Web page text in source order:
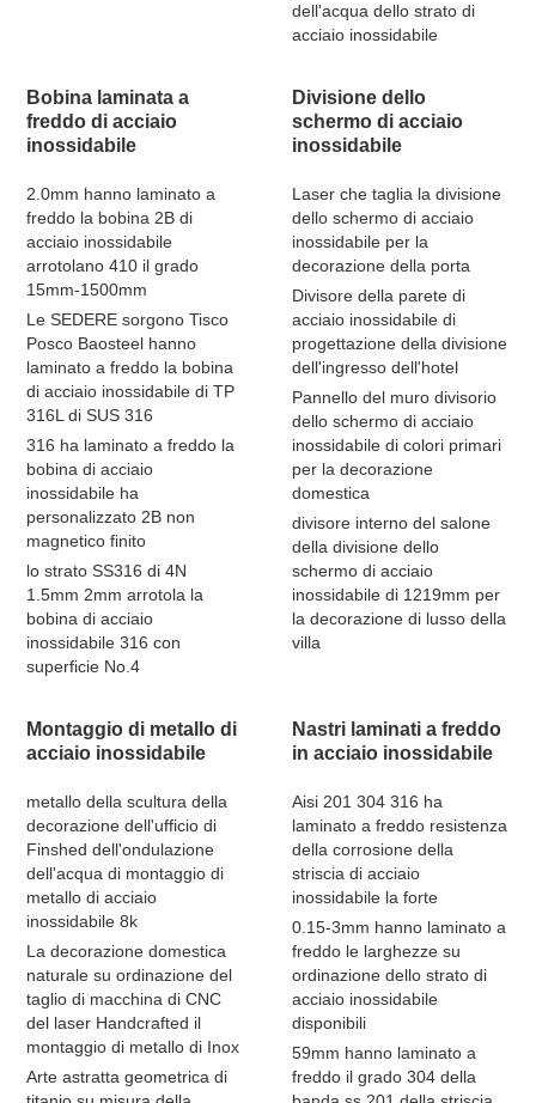
dell'acqua dello strato di
acciaio inossidabile
Bobina laminata a
freddo di acciaio
inossidabile
2.0mm hanno laminato a
freddo la bobina 2B di
acciaio inossidabile
arrotolano 410 il grado
15mm-1500mm
Le SEDERE sorgono Tisco
Posco Baosteel hanno
laminato a freddo la bobina
di acciaio inossidabile di TP
316L di SUS 316
316 ha laminato a freddo la
bobina di acciaio
inossidabile ha
personalizzato 2B non
magnetico finito
lo strato SS316 di 4N
1.5mm 2mm arrotola la
bobina di acciaio
inossidabile 316 con
superficie No.4
Divisione dello
schermo di acciaio
inossidabile
Laser che taglia la divisione
dello schermo di acciaio
inossidabile per la
decorazione della porta
Divisore della parete di
acciaio inossidabile di
progettazione della divisione
dell'ingresso dell'hotel
Pannello del muro divisorio
dello schermo di acciaio
inossidabile di colori primari
per la decorazione
domestica
divisore interno del salone
della divisione dello
schermo di acciaio
inossidabile di 1219mm per
la decorazione di lusso della
villa
Montaggio di metallo di
acciaio inossidabile
metallo della scultura della
decorazione dell'ufficio di
Finshed dell'ondulazione
dell'acqua di montaggio di
metallo di acciaio
inossidabile 8k
La decorazione domestica
naturale su ordinazione del
taglio di macchina di CNC
del laser Handcrafted il
montaggio di metallo di Inox
Arte astratta geometrica di
Nastri laminati a freddo
in acciaio inossidabile
Aisi 201 304 316 ha
laminato a freddo resistenza
della corrosione della
striscia di acciaio
inossidabile la forte
0.15-3mm hanno laminato a
freddo le larghezze su
ordinazione dello strato di
acciaio inossidabile
disponibili
59mm hanno laminato a
freddo il grado 304 della